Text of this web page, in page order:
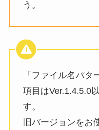
う。
「ファイル名パタ
項目はVer.1.4.5.0
す。
旧バージョンをお